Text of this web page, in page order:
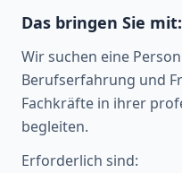
Das bringen Sie mit:
Wir suchen eine
Berufserfahrung und
Fachkräfte in ihrer
begleiten.
Erforderlich sind: